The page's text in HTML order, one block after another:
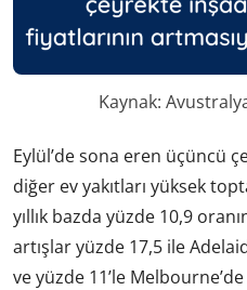
Kaynak:
Eylül’de sona eren üçüncü
diğer ev yakıtları yüksek
yıllık bazda yüzde 10,9
artışlar yüzde 17,5 ile
ve yüzde 11’le